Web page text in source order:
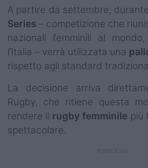
A partire da settembre,
Series – competizione che
nazionali femminili al
l’Italia – verrà utilizzata una
rispetto agli standard
La decisione arriva
Rugby, che ritiene questa
rendere il rugby femminile più
spettacolare.